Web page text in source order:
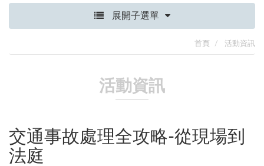
展開子選單
首頁 活動資訊
活動資訊
交通事故處理全攻略-從現場到
法庭